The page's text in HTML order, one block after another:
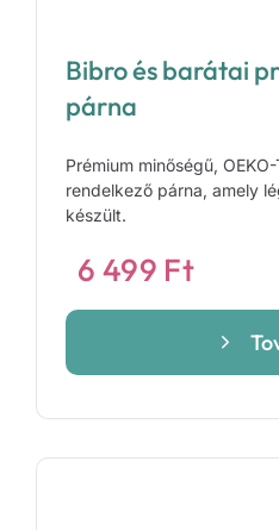
Bibro és barátai
párna
Prémium minőségű,
rendelkező párna, amely
készült.
6 499 Ft